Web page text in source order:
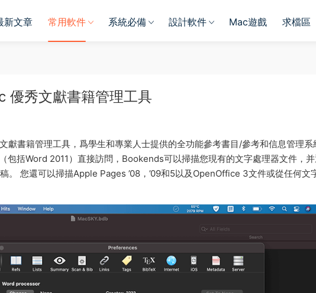
新文章 常用軟件 系統必備 設計軟件 Mac遊戲 求檔區
優秀文獻書籍管理工具
獻書籍管理工具，爲學生和專業人士提供的全功能參考書目/參考和信息管理系
括Word 2011）直接訪問，Bookends可以掃描您現有的文字處理器文件，
。 您還可以掃描Apple Pages ’08，’09和5以及OpenOffice 3文件或從任何文